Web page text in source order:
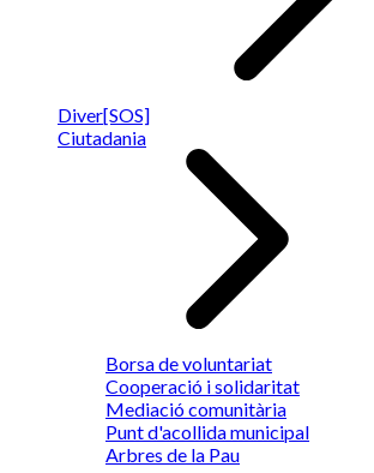
Diver[SOS]
Ciutadania
Borsa de voluntariat
Cooperació i solidaritat
Mediació comunitària
Punt d'acollida municipal
Arbres de la Pau